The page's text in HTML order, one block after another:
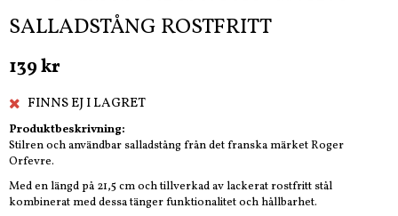
SALLADSTÅNG ROSTFRITT
139 kr
FINNS EJ I LAGRET
Produktbeskrivning:
Stilren och användbar salladstång från det franska märket Roger
Orfevre.
Med en längd på 21,5 cm och tillverkad av lackerat rostfritt stål
kombinerat med dessa tänger funktionalitet och hållbarhet.